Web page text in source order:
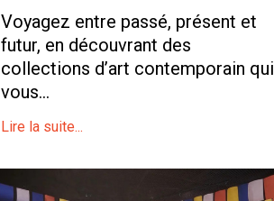
Voyagez entre passé, présent et
futur, en découvrant des
collections d’art contemporain qui
vous...
Lire la suite...